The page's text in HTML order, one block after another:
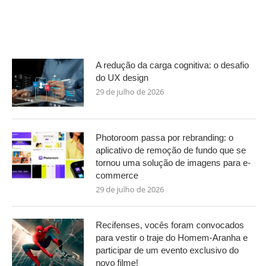
A redução da carga cognitiva: o desafio
do UX design
29 de julho de 2026
Photoroom passa por rebranding: o
aplicativo de remoção de fundo que se
tornou uma solução de imagens para e-
commerce
29 de julho de 2026
Recifenses, vocês foram convocados
para vestir o traje do Homem-Aranha e
participar de um evento exclusivo do
novo filme!